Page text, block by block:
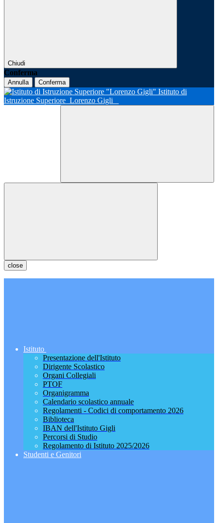
Chiudi
Conferma
Annulla Conferma
Istituto di
Istruzione Superiore Lorenzo Gigli
close
Istituto
Presentazione dell'Istituto
Dirigente Scolastico
Organi Collegiali
PTOF
Organigramma
Calendario scolastico annuale
Regolamenti - Codici di comportamento 2026
Biblioteca
IBAN dell'Istituto Gigli
Percorsi di Studio
Regolamento di Istituto 2025/2026
Studenti e Genitori